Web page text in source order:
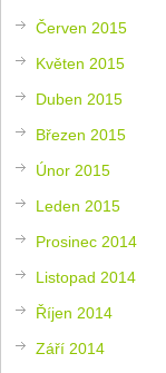
Červen 2015
Květen 2015
Duben 2015
Březen 2015
Únor 2015
Leden 2015
Prosinec 2014
Listopad 2014
Říjen 2014
Září 2014